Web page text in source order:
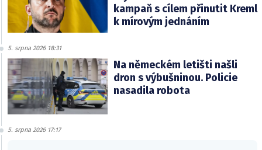
kampaň s cílem přinutit Kreml
k mírovým jednáním
5. srpna 2026 18:31
Na německém letišti našli
dron s výbušninou. Policie
nasadila robota
5. srpna 2026 17:17